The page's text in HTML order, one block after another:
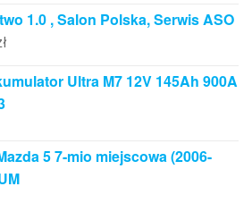
1.0 , Salon Polska, Serwis ASO
Ultra M7 12V 145Ah 900A
5 7-mio miejscowa (2006-